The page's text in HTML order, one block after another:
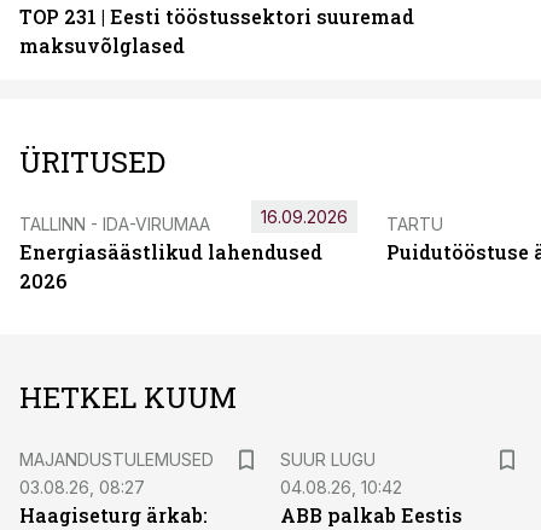
TOP 231 | Eesti tööstussektori suuremad
maksuvõlglased
ÜRITUSED
TALLINN - IDA-VIRUMAA
Energiasäästlikud lahendused
2026
16.09.2026 TARTU
Puidutööstuse
HETKEL KUUM
MAJANDUSTULEMUSED
03.08.26, 08:27
Haagiseturg ärkab:
SUUR LUGU
04.08.26, 10:42
ABB palkab Eestis